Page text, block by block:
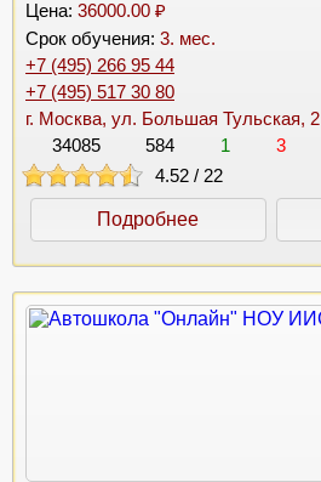
Цена: 36000.00 ₽
Срок обучения: 3. мес.
+7 (495) 266 95 44
+7 (495) 517 30 80
г. Москва, ул. Большая Тульская, 2
34085
584 1
3
4.52 / 22
Подробнее